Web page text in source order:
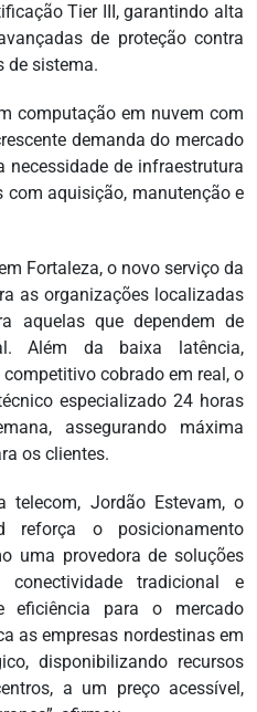
Tier III, garantindo alta
de proteção contra
de sistema.
computação em nuvem com
demanda do mercado
de infraestrutura
aquisição, manutenção e
Fortaleza, o novo serviço da
as organizações localizadas
aquelas que dependem de
Além da baixa latência,
cobrado em real, o
especializado 24 horas
assegurando máxima
os clientes.
telecom, Jordão Estevam, o
reforça o posicionamento
uma provedora de soluções
tradicional e
eficiência para o mercado
as empresas nordestinas em
disponibilizando recursos
a um preço acessível,